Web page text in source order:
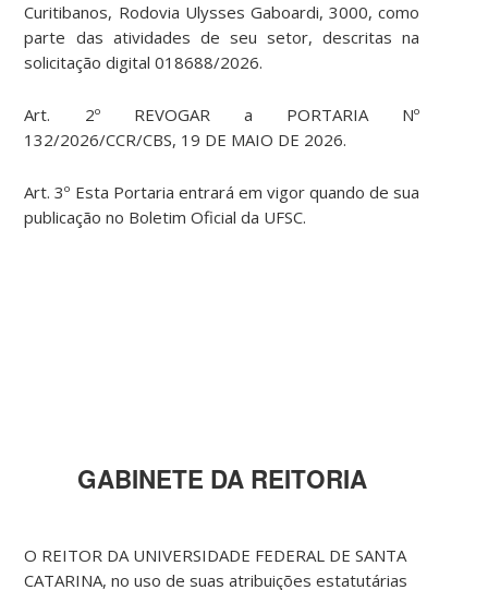
Curitibanos, Rodovia Ulysses Gaboardi, 3000, como
parte das atividades de seu setor, descritas na
solicitação digital 018688/2026.
Art. 2º REVOGAR a PORTARIA Nº
132/2026/CCR/CBS, 19 DE MAIO DE 2026.
Art. 3º Esta Portaria entrará em vigor quando de sua
publicação no Boletim Oficial da UFSC.
GABINETE DA REITORIA
O REITOR DA UNIVERSIDADE FEDERAL DE SANTA
CATARINA, no uso de suas atribuições estatutárias